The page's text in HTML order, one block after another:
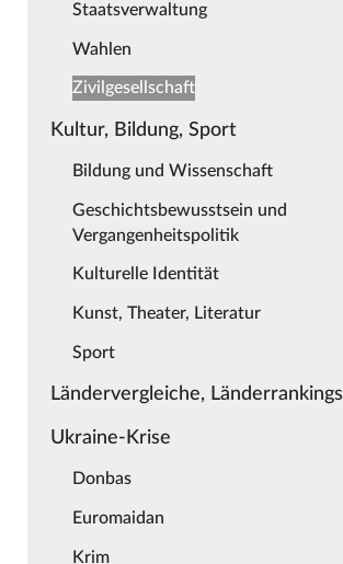
Staatsverwaltung
Wahlen
Zivilgesellschaft
Kultur, Bildung, Sport
Bildung und Wissenschaft
Geschichtsbewusstsein und
Vergangenheitspolitik
Kulturelle Identität
Kunst, Theater, Literatur
Sport
Ländervergleiche, Länderrankings
Ukraine-Krise
Donbas
Euromaidan
Krim